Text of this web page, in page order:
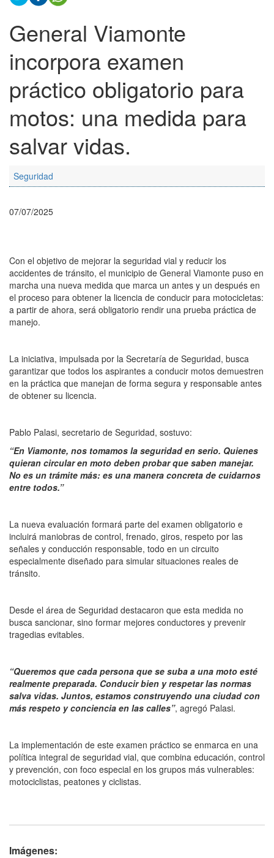
General Viamonte
incorpora examen
práctico obligatorio para
motos: una medida para
salvar vidas.
Seguridad
07/07/2025
Con el objetivo de mejorar la seguridad vial y reducir los
accidentes de tránsito, el municipio de General Viamonte puso en
marcha una nueva medida que marca un antes y un después en
el proceso para obtener la licencia de conducir para motocicletas:
a partir de ahora, será obligatorio rendir una prueba práctica de
manejo.
La iniciativa, impulsada por la Secretaría de Seguridad, busca
garantizar que todos los aspirantes a conducir motos demuestren
en la práctica que manejan de forma segura y responsable antes
de obtener su licencia.
Pablo Palasi, secretario de Seguridad, sostuvo:
“En Viamonte, nos tomamos la seguridad en serio. Quienes
quieran circular en moto deben probar que saben manejar.
No es un trámite más: es una manera concreta de cuidarnos
entre todos.”
La nueva evaluación formará parte del examen obligatorio e
incluirá maniobras de control, frenado, giros, respeto por las
señales y conducción responsable, todo en un circuito
especialmente diseñado para simular situaciones reales de
tránsito.
Desde el área de Seguridad destacaron que esta medida no
busca sancionar, sino formar mejores conductores y prevenir
tragedias evitables.
“Queremos que cada persona que se suba a una moto esté
realmente preparada. Conducir bien y respetar las normas
salva vidas. Juntos, estamos construyendo una ciudad con
más respeto y conciencia en las calles”, agregó Palasi.
La implementación de este examen práctico se enmarca en una
política integral de seguridad vial, que combina educación, control
y prevención, con foco especial en los grupos más vulnerables:
motociclistas, peatones y ciclistas.
Imágenes: